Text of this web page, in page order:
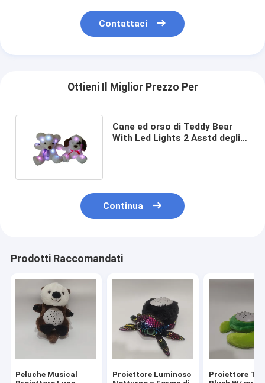
Contattaci
Ottieni Il Miglior Prezzo Per
Cane ed orso di Teddy Bear
With Led Lights 2 Asstd degli
Continua
Prodotti Raccomandati
Peluche Musical
Proiettore Luminoso
Proiettore